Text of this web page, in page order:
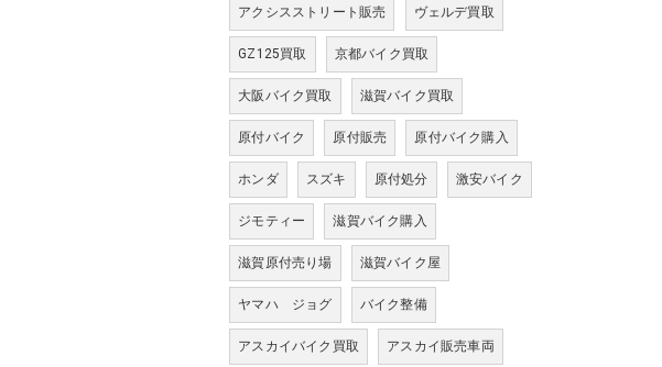
アクシスストリート販売 ヴェルデ買取
GZ125買取 京都バイク買取
大阪バイク買取 滋賀バイク買取
原付バイク 原付販売 原付バイク購入
ホンダ スズキ 原付処分 激安バイク
ジモティー 滋賀バイク購入
滋賀原付売り場 滋賀バイク屋
ヤマハ ジョグ バイク整備
アスカイバイク買取 アスカイ販売車両